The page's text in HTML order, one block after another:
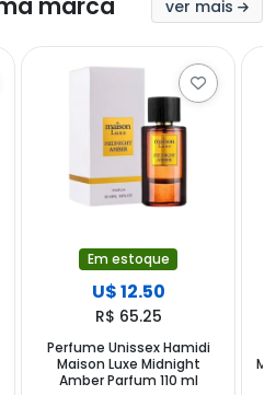
ver mais
Em estoque
U$ 12.50
R$ 65.25
Perfume Unissex Hamidi
Maison Luxe Midnight
Amber Parfum 110 ml